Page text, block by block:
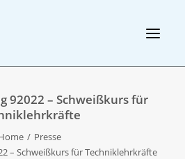
92022 – Schweißkurs für
Presse
– Schweißkurs für Techniklehrkräfte